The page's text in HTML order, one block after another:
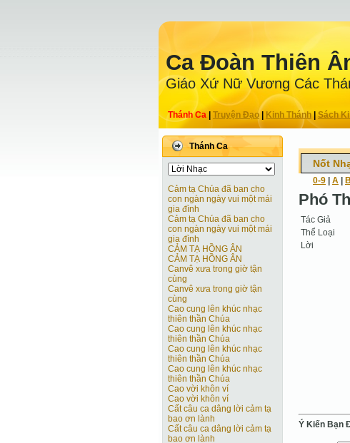
Ca Ðoàn Thiên
Giáo Xứ Nữ Vương Các
Thánh Ca Truyện Ðạo| Kinh Thánh Sách
Thánh Ca
Cảm tạ Chúa đã ban cho
con ngàn ngày vui một mái
gia đình
Cảm tạ Chúa đã ban cho
con ngàn ngày vui một mái
gia đình
CẢM TẠ HỒNG ÂN
CẢM TẠ HỒNG ÂN
Canvê xưa trong giờ tận
cùng
Canvê xưa trong giờ tận
cùng
Cao cung lên khúc nhạc
thiên thần Chúa
Cao cung lên khúc nhạc
thiên thần Chúa
Cao cung lên khúc nhạc
thiên thần Chúa
Cao cung lên khúc nhạc
thiên thần Chúa
Cao vời khôn ví
Cao vời khôn ví
Cất câu ca dâng lời cảm tạ
bao ơn lành
Cất câu ca dâng lời cảm tạ
bao ơn lành
Nốt
0-9 A B
Phó
Tác Giả
Thể Loại
Lời
Ý Kiến Bạn